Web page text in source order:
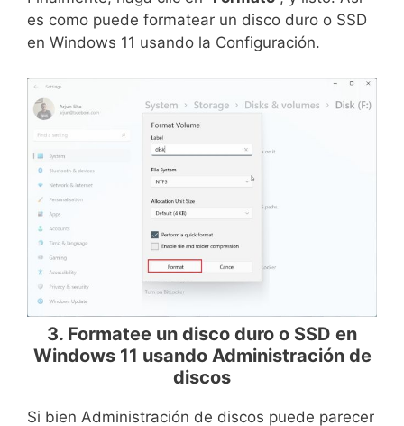
es como puede formatear un disco duro o SSD
en Windows 11 usando la Configuración.
3. Formatee un disco duro o SSD en
Windows 11 usando Administración de
discos
Si bien Administración de discos puede parecer